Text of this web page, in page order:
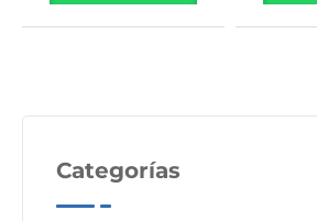
Categorías